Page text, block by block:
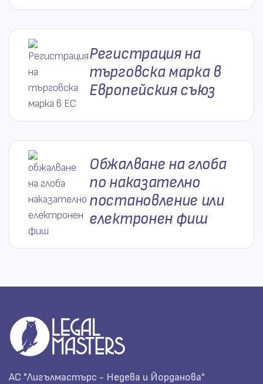
Регистрация на
търговска марка в
Европейския съюз
Обжалване на глоба
по наказателно
постановление или
електронен фиш
АС "Лигълмастърс - Недева и Йорданова"